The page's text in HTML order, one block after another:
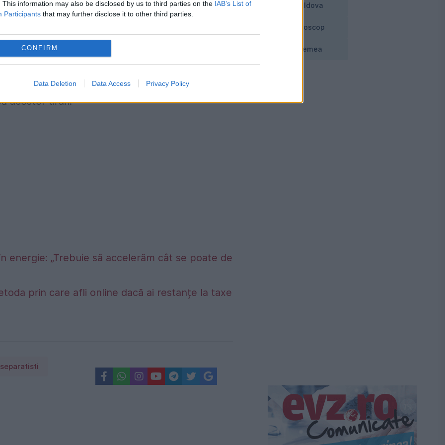
This information may also be disclosed by us to third parties on the IAB’s List of
Participants that may further disclose it to other third parties.
CONFIRM
Data Deletion Data Access Privacy Policy
au fost atinse" de proiectile, a declarat
că există "numeroşi răniţi" în urma
acestor tiruri.
energie: „Trebuie să accelerăm cât se poate de
prin care afli online dacă ai restanțe la taxe
separatisti
Moldova
Horoscop
Vremea